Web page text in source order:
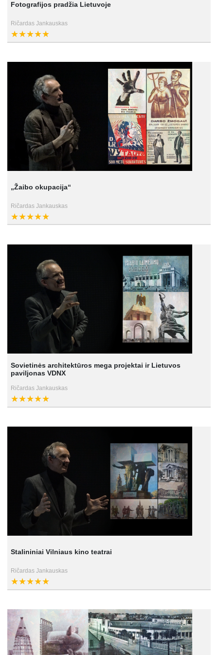
Fotografijos pradžia Lietuvoje
Ričardas Jankauskas
„Žaibo okupacija“
Ričardas Jankauskas
Sovietinės architektūros mega projektai ir Lietuvos
paviljonas VDNX
Ričardas Jankauskas
Stalininiai Vilniaus kino teatrai
Ričardas Jankauskas